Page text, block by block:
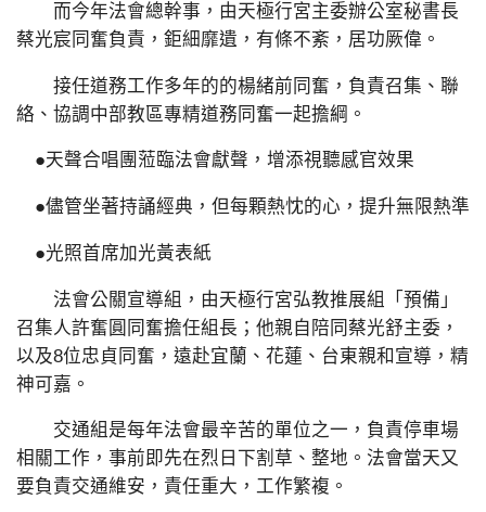
而今年法會總幹事，由天極行宮主委辦公室秘書長
蔡光宸同奮負責，鉅細靡遺，有條不紊，居功厥偉。
接任道務工作多年的的楊緒前同奮，負責召集、聯
絡、協調中部教區專精道務同奮一起擔綱。
●天聲合唱團蒞臨法會獻聲，增添視聽感官效果
●儘管坐著持誦經典，但每顆熱忱的心，提升無限熱準
●光照首席加光黃表紙
法會公關宣導組，由天極行宮弘教推展組「預備」
召集人許奮圓同奮擔任組長；他親自陪同蔡光舒主委，
以及8位忠貞同奮，遠赴宜蘭、花蓮、台東親和宣導，精
神可嘉。
交通組是每年法會最辛苦的單位之一，負責停車場
相關工作，事前即先在烈日下割草、整地。法會當天又
要負責交通維安，責任重大，工作繁複。